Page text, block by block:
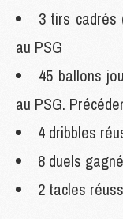
3 tirs cadrés
au PSG
45 ballons
au PSG.
4 dribbles
8 duels
2 tacles